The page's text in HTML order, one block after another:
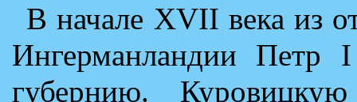
В начале XVII века из
Ингерманландии Петр
губернию.